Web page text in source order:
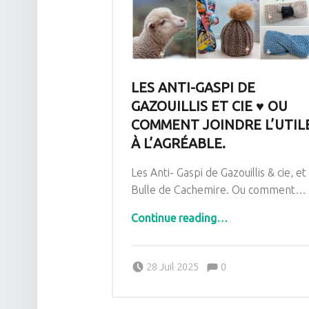
LES ANTI-GASPI DE
GAZOUILLIS ET CIE ♥ OU
COMMENT JOINDRE
À L’AGRÉABLE.
Les Anti- Gaspi de Gazouillis & cie, et
Bulle de Cachemire. Ou comment…
Continue reading“Les Anti-Gaspi de Gazouillis et cie ♥ Ou comment joindre l’utile à l’agréable.”
…
28 Juil 2025
Pascale G&-BdC-WKF
Comments:0